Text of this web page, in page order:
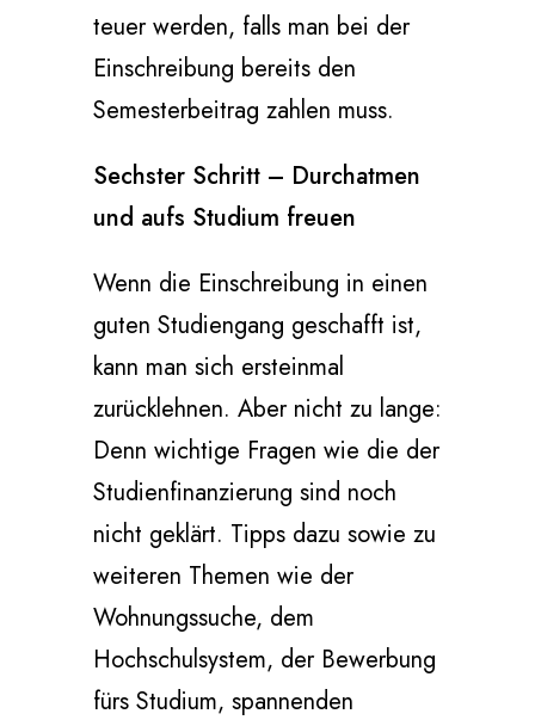
teuer werden, falls man bei der
Einschreibung bereits den
Semesterbeitrag zahlen muss.
Sechster Schritt – Durchatmen
und aufs Studium freuen
Wenn die Einschreibung in einen
guten Studiengang geschafft ist,
kann man sich ersteinmal
zurücklehnen. Aber nicht zu lange:
Denn wichtige Fragen wie die der
Studienfinanzierung sind noch
nicht geklärt. Tipps dazu sowie zu
weiteren Themen wie der
Wohnungssuche, dem
Hochschulsystem, der Bewerbung
fürs Studium, spannenden